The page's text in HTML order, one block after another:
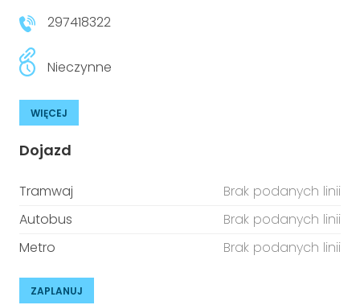
297418322
Nieczynne
WIĘCEJ
Dojazd
Tramwaj
Brak podanych linii
Autobus
Brak podanych linii
Metro
Brak podanych linii
ZAPLANUJ